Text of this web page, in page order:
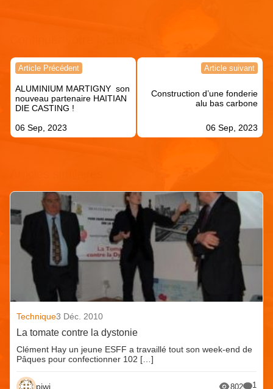
Navigation
l’article
Article Précédent
ALUMINIUM MARTIGNY son
nouveau partenaire HAITIAN
DIE CASTING !
06 Sep, 2023
Article suivant
Construction d’une fonderie
alu bas carbone
06 Sep, 2023
Technique3 Déc. 2010
La tomate contre la dystonie
Clément Hay un jeune ESFF a travaillé tout son week-end de
Pâques pour confectionner 102 […]
piwi 802 1